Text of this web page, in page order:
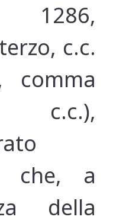
c.c.
comma
c.c.),
che, a
della